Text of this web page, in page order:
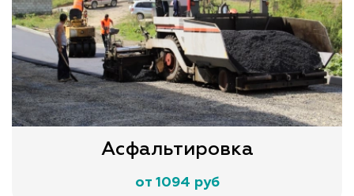
Асфальтировка
от 1094 руб